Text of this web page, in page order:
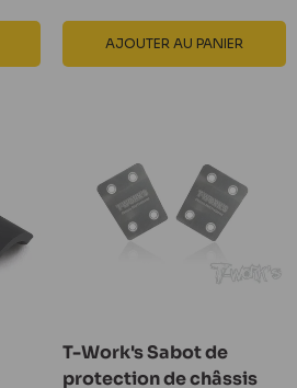
AJOUTER AU PANIER
T-Work's Sabot de
protection de châssis